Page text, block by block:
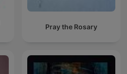
Pray the Rosary